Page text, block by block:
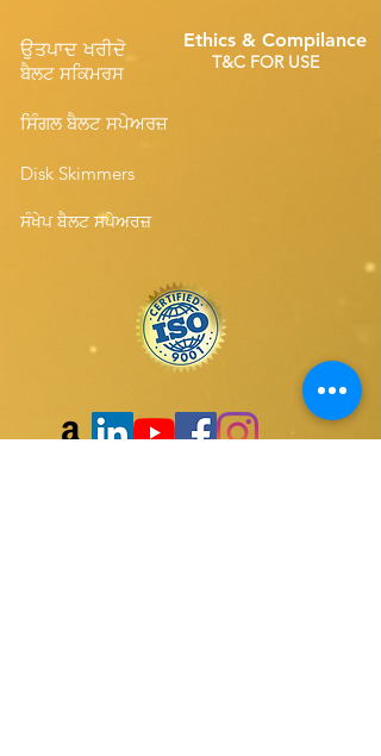
ਉਤਪਾਦ ਖਰੀਦੋ
ਬੈਲਟ ਸਕਿਮਰਸ
Ethics & Compilance
T&C FOR USE
ਸਿੰਗਲ ਬੈਲਟ ਸਪੇਅਰਜ਼
Disk Skimmers
ਸੰਖੇਪ ਬੈਲਟ ਸਪੇਅਰਜ਼